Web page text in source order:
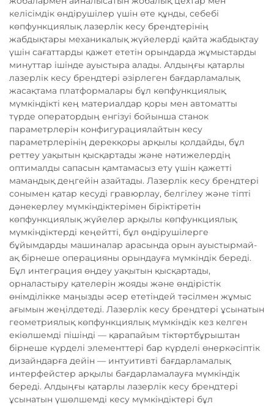
келісімдік өндірушілер үшін өте құнды, себебі
көпфункциялық лазерлік кесу брендтерінің
жабдықтары механикалық жүйелерді қайта жабдықтау
үшін сағаттарды қажет ететін орындарда жұмыстарды
минуттар ішінде ауыстыра алады. Алдыңғы қатарлы
лазерлік кесу брендтері әзірлеген бағдарламалық
жасақтама платформалары бұл көпфункциялық
мүмкіндікті кең материалдар қоры мен автоматты
түрде оператордың енгізуі бойынша станок
параметрлерін конфигурациялайтын кесу
параметрлерінің дерекқоры арқылы қолдайды, бұл
реттеу уақытын қысқартады және нәтижелердің
оптималды сапасын қамтамасыз ету үшін қажетті
мамандық деңгейін азайтады. Лазерлік кесу брендтері
сонымен қатар кесуді гравюрлау, белгілеу және тіпті
дәнекерлеу мүмкіндіктерімен біріктіретін
көпфункциялық жүйелер арқылы көпфункциялық
мүмкіндіктерді кеңейтті, бұл өндірушілерге
бұйымдарды машиналар арасында орын ауыстырмай-
ақ бірнеше операцияны орындауға мүмкіндік береді.
Бұл интеграция өңдеу уақытын қысқартады,
орналастыру қателерін жояды және өндірістік
өнімділікке маңызды әсер ететіндей тәсілмен жұмыс
ағымын жеңілдетеді. Лазерлік кесу брендтері ұсынатын
геометриялық көпфункциялық мүмкіндік кез келген
екіөлшемді пішінді — қарапайым тіктөртбұрыштан
бірнеше күрделі элементтері бар күрделі өнеркәсіптік
дизайндарға дейін — интуитивті бағдарламалық
интерфейстер арқылы бағдарламалауға мүмкіндік
береді. Алдыңғы қатарлы лазерлік кесу брендтері
ұсынатын үшөлшемді кесу мүмкіндіктері бұл